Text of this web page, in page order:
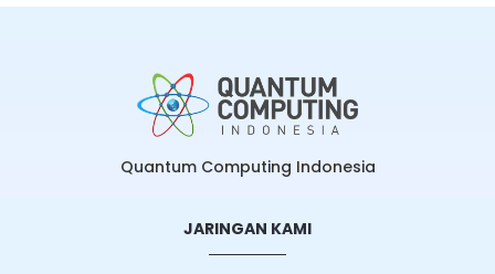
Quantum Computing Indonesia
JARINGAN KAMI